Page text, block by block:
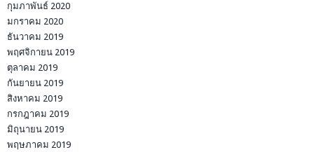
กุมภาพันธ์ 2020
มกราคม 2020
ธันวาคม 2019
พฤศจิกายน 2019
ตุลาคม 2019
กันยายน 2019
สิงหาคม 2019
กรกฎาคม 2019
มิถุนายน 2019
พฤษภาคม 2019